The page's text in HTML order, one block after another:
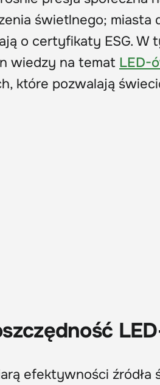
świetlnego; miasta
o certyfikaty ESG. W
wiedzy na temat LED-
które pozwalają
efektywności